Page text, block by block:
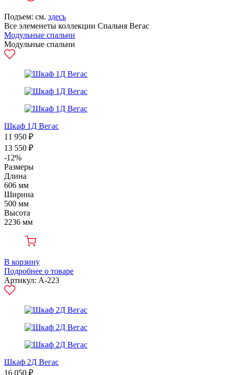
Подъем: см. здесь
Все элеменеты коллекции Спальня Вегас
Модульные спальни
Модульные спальни
Шкаф 1Д Вегас
11 950 ₽
13 550 ₽
-12%
Размеры
Длина
606 мм
Ширина
500 мм
Высота
2236 мм
В корзину
Подробнее о товаре
Артикул: А-223
Шкаф 2Д Вегас
16 050 ₽